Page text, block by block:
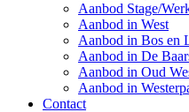
Aanbod Stage/
Aanbod in West
Aanbod in Bos en
Aanbod in De
Aanbod in Oud
Aanbod in
Contact